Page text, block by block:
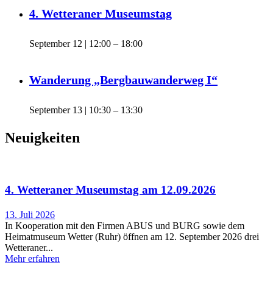
4. Wetteraner Museumstag
September 12 | 12:00 – 18:00
Wanderung „Bergbauwanderweg I“
September 13 | 10:30 – 13:30
Neuigkeiten
4. Wetteraner Museumstag am 12.09.2026
13. Juli 2026
In Kooperation mit den Firmen ABUS und BURG sowie dem
Heimatmuseum Wetter (Ruhr) öffnen am 12. September 2026 drei
Wetteraner
Mehr erfahren